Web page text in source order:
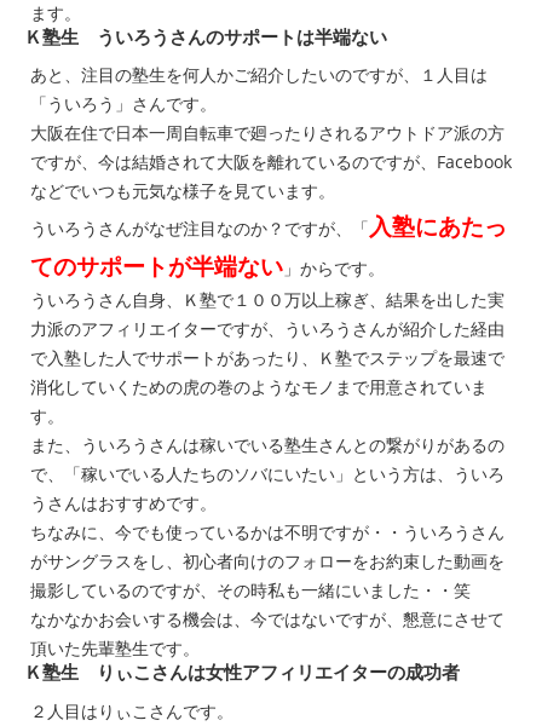
ます。
Ｋ塾生 ういろうさんのサポートは半端ない
あと、注目の塾生を何人かご紹介したいのですが、１人目は
「ういろう」さんです。
大阪在住で日本一周自転車で廻ったりされるアウトドア派の方
ですが、今は結婚されて大阪を離れているのですが、Facebook
などでいつも元気な様子を見ています。
ういろうさんがなぜ注目なのか？ですが、「入塾にあたっ
てのサポートが半端ない 」からです。
ういろうさん自身、Ｋ塾で１００万以上稼ぎ、結果を出した実
力派のアフィリエイターですが、ういろうさんが紹介した経由
で入塾した人でサポートがあったり、Ｋ塾でステップを最速で
消化していくための虎の巻のようなモノまで用意されていま
す。
また、ういろうさんは稼いでいる塾生さんとの繋がりがあるの
で、「稼いでいる人たちのソバにいたい」という方は、ういろ
うさんはおすすめです。
ちなみに、今でも使っているかは不明ですが・・ういろうさん
がサングラスをし、初心者向けのフォローをお約束した動画を
撮影しているのですが、その時私も一緒にいました・・笑
なかなかお会いする機会は、今ではないですが、懇意にさせて
頂いた先輩塾生です。
Ｋ塾生 りぃこさんは女性アフィリエイターの成功者
２人目はりぃこさんです。